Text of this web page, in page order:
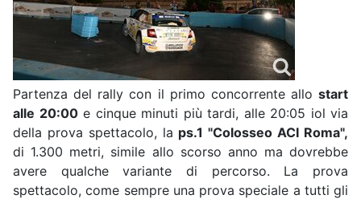
Partenza del rally con il primo concorrente allo start
alle 20:00e cinque minuti più tardi, alle 20:05 iol via
della prova spettacolo, la ps.1 "Colosseo ACI Roma",
di 1.300 metri, simile allo scorso anno ma dovrebbe
avere qualche variante di percorso. La prova
spettacolo, come sempre una prova speciale a tutti gli